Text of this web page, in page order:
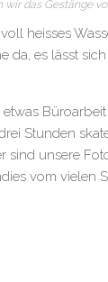
wir das Gestänge
heisses
da, es lässt
Stunden
sind unsere
vom vielen